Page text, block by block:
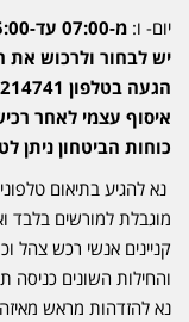
יום- ו: מ-07:00 עד-15:00
יש לבחור ולרכוש
הגעה בטלפון 052-3214741
איסוף עצמי לאחר
כוחות הביטחון ניתן
נא להגיע בתיאום
מוגבלת למורשים בלבד
קניינים אנשי רכש צהל
והחילות השונים
נא להזדהות מראש